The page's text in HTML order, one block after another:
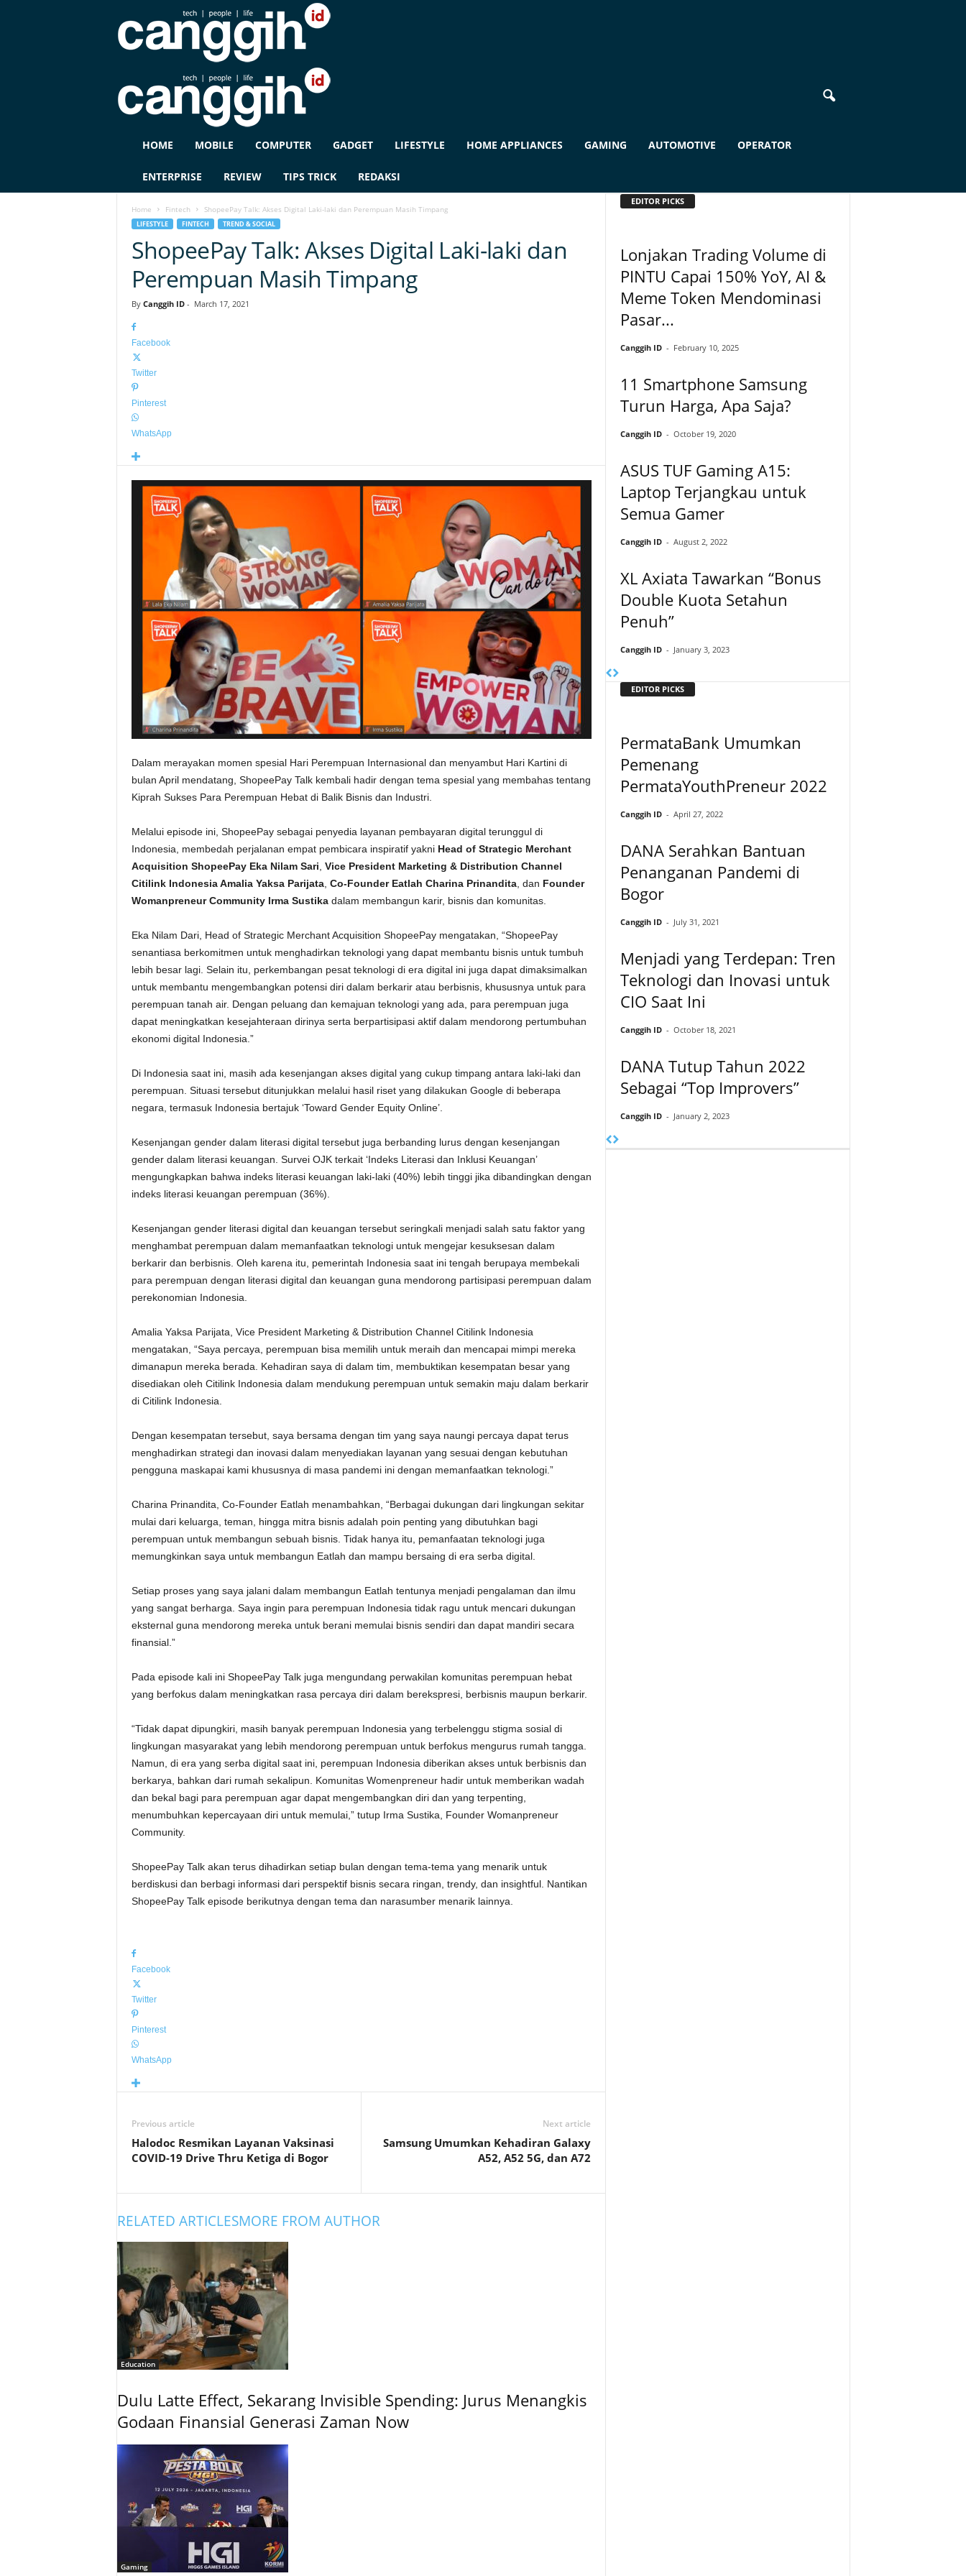
G
HOME MOBILE COMPUTER GADGET LIFESTYLE HOME APPLIANCES GAMING AUTOMOTIVE OPERATOR
ENTERPRISE REVIEW TIPS TRICK REDAKSI
Home Fintech ShopeePay Talk: Akses Digital Laki-laki dan Perempuan Masih Timpang
LIFESTYLE FINTECH TREND & SOCIAL
ShopeePay Talk: Akses Digital Laki-laki dan
Perempuan Masih Timpang
By Canggih ID- March 17, 2021
Facebook
Twitter
Pinterest
WhatsApp
Dalam merayakan momen spesial Hari Perempuan Internasional dan menyambut Hari Kartini di
bulan April mendatang, ShopeePay Talk kembali hadir dengan tema spesial yang membahas tentang
Kiprah Sukses Para Perempuan Hebat di Balik Bisnis dan Industri.
Melalui episode ini, ShopeePay sebagai penyedia layanan pembayaran digital terunggul di
Indonesia, membedah perjalanan empat pembicara inspiratif yakni Head of Strategic Merchant
Acquisition ShopeePay Eka Nilam Sari Vice President Marketing & Distribution Channel
Citilink Indonesia Amalia Yaksa Parijata, Co-Founder Eatlah Charina Prinandita, dan Founder
Womanpreneur Community Irma Sustikadalam membangun karir, bisnis dan komunitas.
Eka Nilam Dari, Head of Strategic Merchant Acquisition ShopeePay mengatakan, “ShopeePay
senantiasa berkomitmen untuk menghadirkan teknologi yang dapat membantu bisnis untuk tumbuh
lebih besar lagi. Selain itu, perkembangan pesat teknologi di era digital ini juga dapat dimaksimalkan
untuk membantu mengembangkan potensi diri dalam berkarir atau berbisnis, khususnya untuk para
perempuan tanah air. Dengan peluang dan kemajuan teknologi yang ada, para perempuan juga
dapat meningkatkan kesejahteraan dirinya serta berpartisipasi aktif dalam mendorong pertumbuhan
ekonomi digital Indonesia.”
Di Indonesia saat ini, masih ada kesenjangan akses digital yang cukup timpang antara laki-laki dan
perempuan. Situasi tersebut ditunjukkan melalui hasil riset yang dilakukan Google di beberapa
negara, termasuk Indonesia bertajuk ‘Toward Gender Equity Online’.
Kesenjangan gender dalam literasi digital tersebut juga berbanding lurus dengan kesenjangan
gender dalam literasi keuangan. Survei OJK terkait ‘Indeks Literasi dan Inklusi Keuangan’
mengungkapkan bahwa indeks literasi keuangan laki-laki (40%) lebih tinggi jika dibandingkan dengan
indeks literasi keuangan perempuan (36%).
Kesenjangan gender literasi digital dan keuangan tersebut seringkali menjadi salah satu faktor yang
menghambat perempuan dalam memanfaatkan teknologi untuk mengejar kesuksesan dalam
berkarir dan berbisnis. Oleh karena itu, pemerintah Indonesia saat ini tengah berupaya membekali
para perempuan dengan literasi digital dan keuangan guna mendorong partisipasi perempuan dalam
perekonomian Indonesia.
Amalia Yaksa Parijata, Vice President Marketing & Distribution Channel Citilink Indonesia
mengatakan, “Saya percaya, perempuan bisa memilih untuk meraih dan mencapai mimpi mereka
dimanapun mereka berada. Kehadiran saya di dalam tim, membuktikan kesempatan besar yang
disediakan oleh Citilink Indonesia dalam mendukung perempuan untuk semakin maju dalam berkarir
di Citilink Indonesia.
Dengan kesempatan tersebut, saya bersama dengan tim yang saya naungi percaya dapat terus
menghadirkan strategi dan inovasi dalam menyediakan layanan yang sesuai dengan kebutuhan
pengguna maskapai kami khususnya di masa pandemi ini dengan memanfaatkan teknologi.”
Charina Prinandita, Co-Founder Eatlah menambahkan, “Berbagai dukungan dari lingkungan sekitar
mulai dari keluarga, teman, hingga mitra bisnis adalah poin penting yang dibutuhkan bagi
perempuan untuk membangun sebuah bisnis. Tidak hanya itu, pemanfaatan teknologi juga
memungkinkan saya untuk membangun Eatlah dan mampu bersaing di era serba digital.
Setiap proses yang saya jalani dalam membangun Eatlah tentunya menjadi pengalaman dan ilmu
yang sangat berharga. Saya ingin para perempuan Indonesia tidak ragu untuk mencari dukungan
eksternal guna mendorong mereka untuk berani memulai bisnis sendiri dan dapat mandiri secara
finansial.”
Pada episode kali ini ShopeePay Talk juga mengundang perwakilan komunitas perempuan hebat
yang berfokus dalam meningkatkan rasa percaya diri dalam berekspresi, berbisnis maupun berkarir.
“Tidak dapat dipungkiri, masih banyak perempuan Indonesia yang terbelenggu stigma sosial di
lingkungan masyarakat yang lebih mendorong perempuan untuk berfokus mengurus rumah tangga.
Namun, di era yang serba digital saat ini, perempuan Indonesia diberikan akses untuk berbisnis dan
berkarya, bahkan dari rumah sekalipun. Komunitas Womenpreneur hadir untuk memberikan wadah
dan bekal bagi para perempuan agar dapat mengembangkan diri dan yang terpenting,
menumbuhkan kepercayaan diri untuk memulai,” tutup Irma Sustika, Founder Womanpreneur
Community.
ShopeePay Talk akan terus dihadirkan setiap bulan dengan tema-tema yang menarik untuk
berdiskusi dan berbagi informasi dari perspektif bisnis secara ringan, trendy, dan insightful. Nantikan
ShopeePay Talk episode berikutnya dengan tema dan narasumber menarik lainnya.
Facebook
Twitter
Pinterest
WhatsApp
Previous article
Halodoc Resmikan Layanan Vaksinasi
COVID-19 Drive Thru Ketiga di Bogor
Next article
Samsung Umumkan Kehadiran Galaxy
A52, A52 5G, dan A72
RELATED ARTICLESMORE FROM AUTHOR
Education
Dulu Latte Effect, Sekarang Invisible Spending: Jurus Menangkis
Godaan Finansial Generasi Zaman Now
Gaming
EDITOR PICKS
Lonjakan Trading Volume di
PINTU Capai 150% YoY, AI &
Meme Token Mendominasi
Pasar...
Canggih ID - February 10, 2025
11 Smartphone Samsung
Turun Harga, Apa Saja?
Canggih ID - October 19, 2020
ASUS TUF Gaming A15:
Laptop Terjangkau untuk
Semua Gamer
Canggih ID - August 2, 2022
XL Axiata Tawarkan “Bonus
Double Kuota Setahun
Penuh”
Canggih ID - January 3, 2023
EDITOR PICKS
PermataBank Umumkan
Pemenang
PermataYouthPreneur 2022
Canggih ID - April 27, 2022
DANA Serahkan Bantuan
Penanganan Pandemi di
Bogor
Canggih ID - July 31, 2021
Menjadi yang Terdepan: Tren
Teknologi dan Inovasi untuk
CIO Saat Ini
Canggih ID - October 18, 2021
DANA Tutup Tahun 2022
Sebagai “Top Improvers”
Canggih ID - January 2, 2023